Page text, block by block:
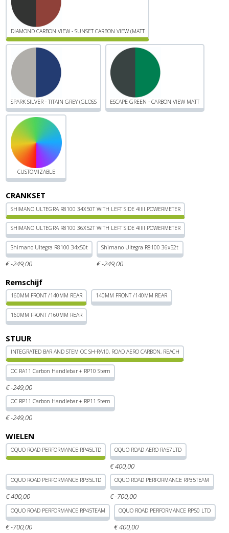
DIAMOND CARBON VIEW - SUNSET CARBON VIEW (MATT
SPARK SILVER - TITAIN GREY (GLOSS ESCAPE GREEN - CARBON VIEW MATT
CUSTOMIZABLE
CRANKSET
SHIMANO ULTEGRA R8100 34X50T WITH LEFT SIDE 4IIII POWERMETER
SHIMANO ULTEGRA R8100 36X52T WITH LEFT SIDE 4IIII POWERMETER
Shimano Ultegra R8100 34x50t
€-249,00
Shimano Ultegra R8100 36x52t
€-249,00
Remschijf
160MM FRONT /140MM REAR 140MM FRONT /140MM REAR
160MM FRONT /160MM REAR
STUUR
INTEGRATED BAR AND STEM OC SH-RA10, ROAD AERO CARBON, REACH
OC RA11 Carbon Handlebar + RP10 Stem
€-249,00
OC RP11 Carbon Handlebar + RP11 Stem
€-249,00
WIELEN
OQUO ROAD PERFORMANCE RP45LTD OQUO ROAD AERO RA57LTD
€400,00
OQUO ROAD PERFORMANCE RP35LTD
€400,00
OQUO ROAD PERFORMANCE RP35TEAM
€-700,00
OQUO ROAD PERFORMANCE RP45TEAM
€-700,00
OQUO ROAD PERFORMANCE RP50 LTD
€400,00